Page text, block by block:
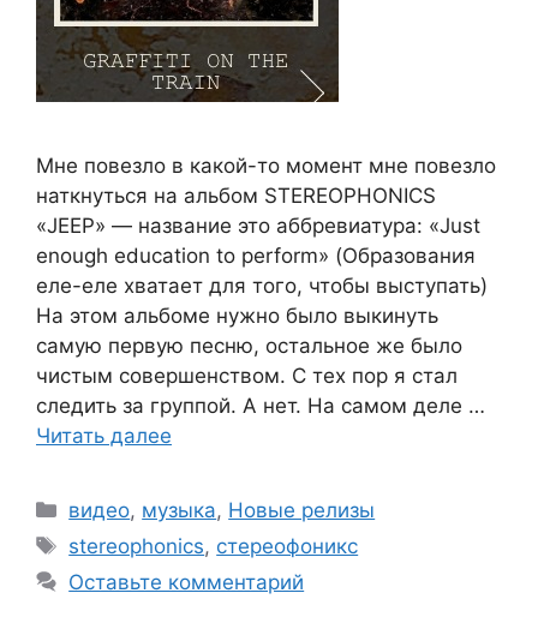
Мне повезло в какой-то момент мне повезло
наткнуться на альбом STEREOPHONICS
«JEEP» — название это аббревиатура: «Just
enough education to perform» (Образования
еле-еле хватает для того, чтобы выступать)
На этом альбоме нужно было выкинуть
самую первую песню, остальное же было
чистым совершенством. С тех пор я стал
следить за группой. А нет. На самом деле …
Читать далее
Рубрики
видео, музыка, Новые релизы
Метки
stereophonics, стереофоникс
Оставьте комментарий